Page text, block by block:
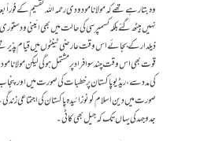
وہ بتا رہے تھے کہ مولانا مودودی رحمہ اللہ تقسیم کے
نہیں بیٹھ گئے بلکہ کسمپرسی کی حالت میں بھی ائینی و
ذیلدار کے بجائے اس وقت عارضی ٹینٹوں میں قیام پذیر
قوت بھی اس وقت چند سو افراد پر مشتمل ہو گی لیکن مولانا
کی مدد سے ،ریڈیو پاکستان پر خطبات کی صورت میں اور پنجاب
صورت میں دین اسلام کو نوزائیدہ پاکستان کی اجتماعی
جدوجہد کی یہاں تک کہ جیل بھی کاٹی ۔